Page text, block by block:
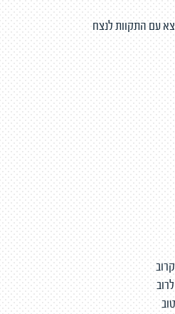
עם התקוות לנצח